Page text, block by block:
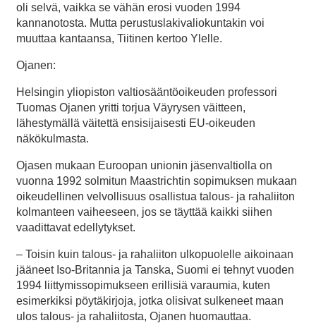
oli selvä, vaikka se vähän erosi vuoden 1994
kannanotosta. Mutta perustuslakivaliokuntakin voi
muuttaa kantaansa, Tiitinen kertoo Ylelle.
Ojanen:
Helsingin yliopiston valtiosääntöoikeuden professori
Tuomas Ojanen yritti torjua Väyrysen väitteen,
lähestymällä väitettä ensisijaisesti EU-oikeuden
näkökulmasta.
Ojasen mukaan Euroopan unionin jäsenvaltiolla on
vuonna 1992 solmitun Maastrichtin sopimuksen mukaan
oikeudellinen velvollisuus osallistua talous- ja rahaliiton
kolmanteen vaiheeseen, jos se täyttää kaikki siihen
vaadittavat edellytykset.
– Toisin kuin talous- ja rahaliiton ulkopuolelle aikoinaan
jääneet Iso-Britannia ja Tanska, Suomi ei tehnyt vuoden
1994 liittymissopimukseen erillisiä varaumia, kuten
esimerkiksi pöytäkirjoja, jotka olisivat sulkeneet maan
ulos talous- ja rahaliitosta, Ojanen huomauttaa.